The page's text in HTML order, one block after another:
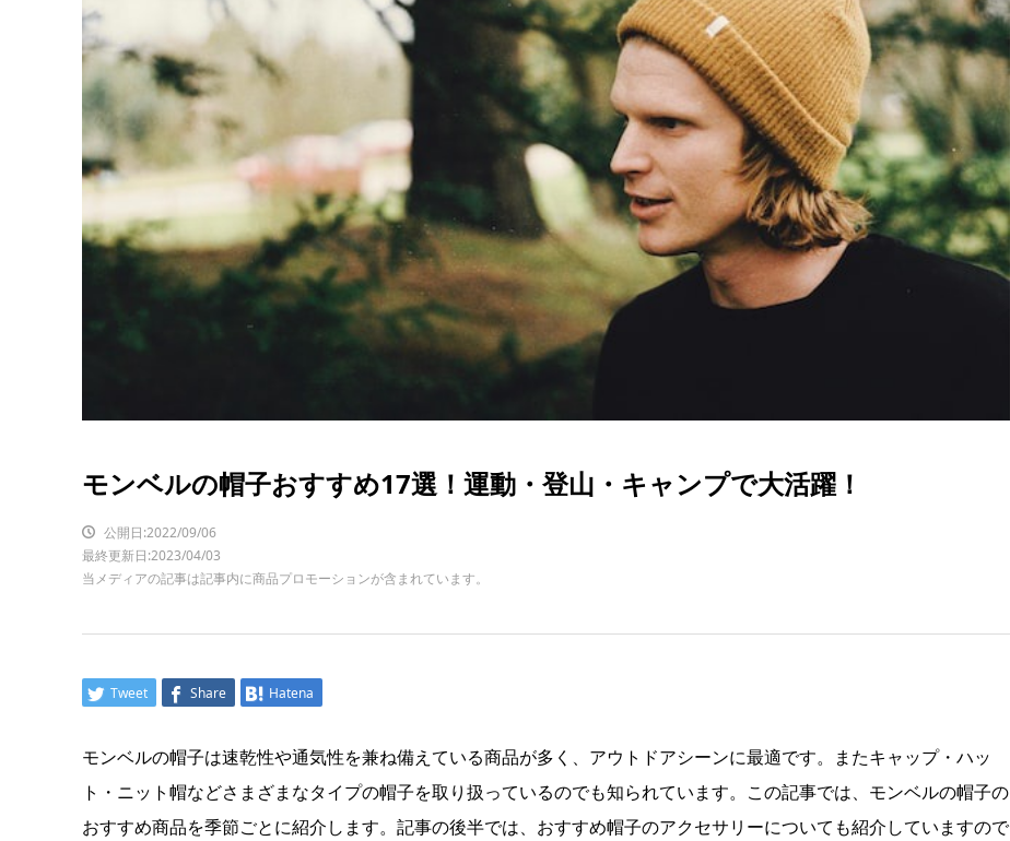
モンベルの帽子おすすめ17選！運動・登山・キャンプで大活躍！
公開日:2022/09/06
最終更新日:2023/04/03
当メディアの記事は記事内に商品プロモーションが含まれています。
Tweet Share Hatena
モンベルの帽子は速乾性や通気性を兼ね備えている商品が多く、アウトドアシーンに最適です。またキャップ・ハッ
ト・ニット帽などさまざまなタイプの帽子を取り扱っているのでも知られています。この記事では、モンベルの帽子の
おすすめ商品を季節ごとに紹介します。記事の後半では、おすすめ帽子のアクセサリーについても紹介していますので